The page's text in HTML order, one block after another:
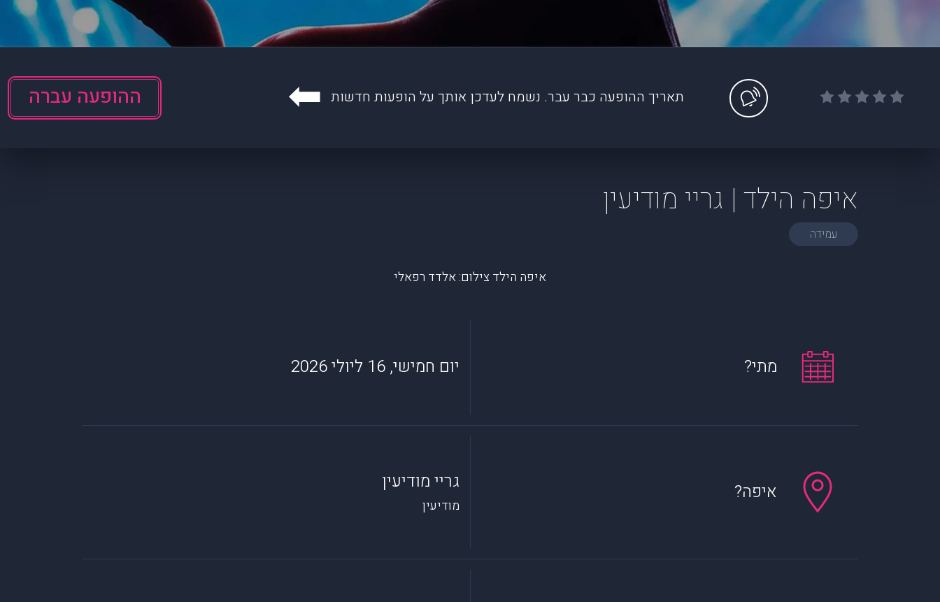
תאריך ההופעה כבר עבר. נשמח לעדכן אותך על הופעות חדשות ההופעה עברה
איפה הילד | גריי מודיעין
עמידה
איפה הילד צילום: אלדד רפאלי
מתי? יום חמישי, 16 ליולי 2026
איפה? גריי מודיעין
מודיעין